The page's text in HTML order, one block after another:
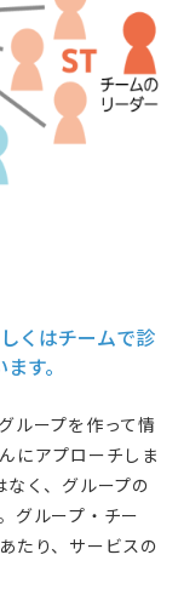
くはチームで診
す。
ループを作って情
にアプローチしま
く、グループの
グループ・チー
たり、サービスの